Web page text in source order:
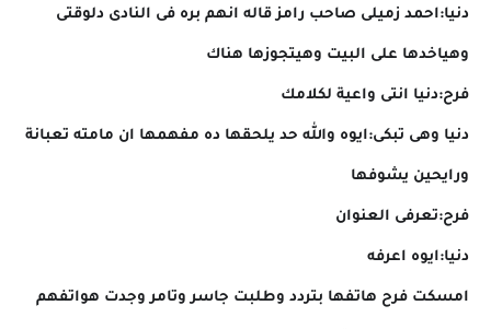
دنيا:احمد زميلى صاحب رامز قاله انهم بره فى النادى دلوقتى
وهياخدها على البيت وهيتجوزها هناك
فرح:دنيا انتى واعية لكلامك
دنيا وهى تبكى:ايوه والله حد يلحقها ده مفهمها ان مامته تعبانة
ورايحين يشوفها
فرح:تعرفى العنوان
دنيا:ايوه اعرفه
امسكت فرح هاتفها بتردد وطلبت جاسر وتامر وجدت هواتفهم